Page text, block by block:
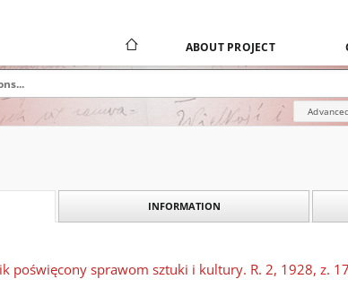
ABOUT PROJECT
INFORMATION
poświęcony sprawom sztuki i kultury. R. 2, 1928, z.